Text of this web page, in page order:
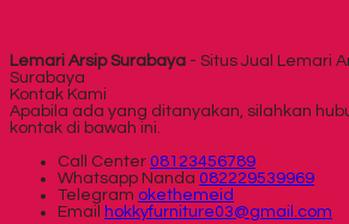
Lemari Arsip Surabaya - Situs Jual Lemari
Surabaya
Kontak Kami
Apabila ada yang ditanyakan, silahkan
kontak di bawah ini.
Call Center 08123456789
Whatsapp Nanda 082229539969
Telegram okethemeid
Email
hokkyfurniture03@gmail.com